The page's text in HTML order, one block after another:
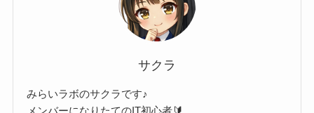
サクラ
みらいラボのサクラです♪
メンバーになりたてのIT初心者🔰